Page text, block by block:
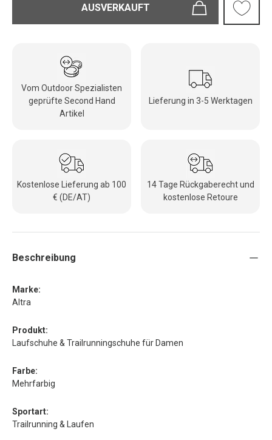
AUSVERKAUFT
Vom Outdoor Spezialisten
geprüfte Second Hand
Artikel
Lieferung in 3-5 Werktagen
Kostenlose Lieferung ab 100
€ (DE/AT)
14 Tage Rückgaberecht und
kostenlose Retoure
Beschreibung
Marke:
Altra
Produkt:
Laufschuhe & Trailrunningschuhe für Damen
Farbe:
Mehrfarbig
Sportart:
Trailrunning & Laufen